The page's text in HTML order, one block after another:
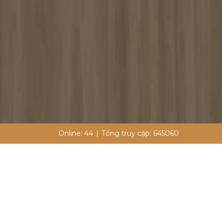
Online: 44 | Tổng truy cập: 645060